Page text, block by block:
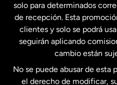
Estados Unidos
Estados Unidos
Francia
solo para determinados
de recepción. Esta
clientes y solo se podrá
seguirán aplicando
cambio están
No se puede abusar de esta
el derecho de modificar,